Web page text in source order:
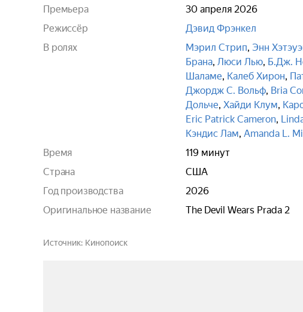
Премьера
30 апреля 2026
Режиссёр
Дэвид Фрэнкел
В ролях
Мэрил Стрип, Энн
Брана, Люси Лью, Б.Дж.
Шаламе, Калеб Хирон,
Джордж С. Вольф, Bria
Дольче, Хайди Клум,
Eric Patrick Cameron,
Кэндис Лам, Amanda L.
Время
119 минут
Страна
США
Год производства
2026
Оригинальное название
The Devil Wears Prada 2
Источник Кинопоиск